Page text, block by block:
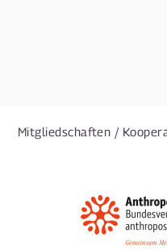
Mitgliedschaften /